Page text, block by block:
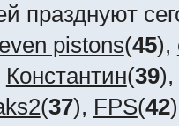
празднуют
pistons(45),
Константин(39),
(37), FPS(42